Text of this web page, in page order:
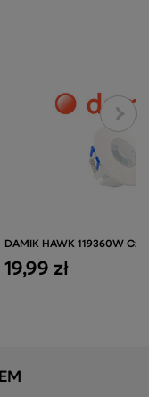
DAMIK HAWK 119360W
19,99 zł